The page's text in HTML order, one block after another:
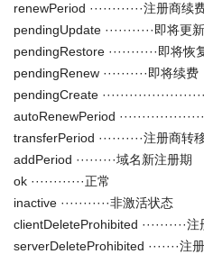
renewPeriod ············注册商续
pendingUpdate ···········即将更新
pendingRestore ···········即将恢
pendingRenew ··········即将续费
pendingCreate
autoRenewPeriod
transferPeriod ··········注册商转
addPeriod ·········域名新注册期
ok ············正常
inactive ···········非激活状态
clientDeleteProhibited ··········
serverDeleteProhibited ·······注